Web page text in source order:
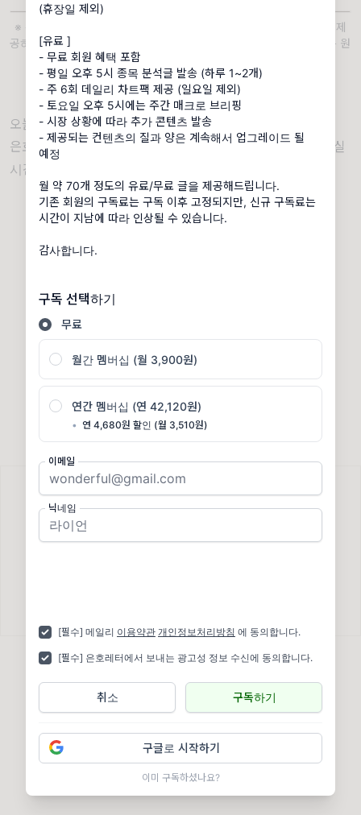
(휴장일 제외)
[유료 ]
- 무료 회원 혜택 포함
- 평일 오후 5시 종목 분석글 발송 (하루 1~2개)
- 주 6회 데일리 차트팩 제공 (일요일 제외)
- 토요일 오후 5시에는 주간 매크로 브리핑
- 시장 상황에 따라 추가 콘텐츠 발송
- 제공되는 컨텐츠의 질과 양은 계속해서 업그레이드 될
예정
월 약 70개 정도의 유료/무료 글을 제공해드립니다.
기존 회원의 구독료는 구독 이후 고정되지만, 신규 구독료는
시간이 지남에 따라 인상될 수 있습니다.
감사합니다.
구독 선택하기
무료
월간 멤버십 (월 3,900원)
연간 멤버십 (연 42,120원)
• 연 4,680원 할인 (월 3,510원)
이메일
닉네임
[필수] 메일리 이용약관 개인정보처리방침 에 동의합니다.
[필수] 은호레터에서 보내는 광고성 정보 수신에 동의합니다.
구독하기
취소
구글로 시작하기
이미 구독하셨나요?
※ 은호레터는 유사투자자문업체로, 개별 투자 상담이나 자금 운용을 제
공하지 않고 정보 제공만을 목적으로 합니다. 투자 과정에서 발생하는 원
금 손실은 투자자 본인에게 귀속됩니다.
오늘 은호레터는 어떠셨나요?
은호레터 스레드를 구독하시면 주요 경제·투자 관련 소식을 실
시간으로 받아보실 수 있습니다.
네이버프리미엄콘텐츠
다가올 뉴스레터가 궁금하신가요?
지금 구독해서 새로운 레터를 받아보세요
이번 뉴스레터 어떠셨나요?
지금 보내기 →